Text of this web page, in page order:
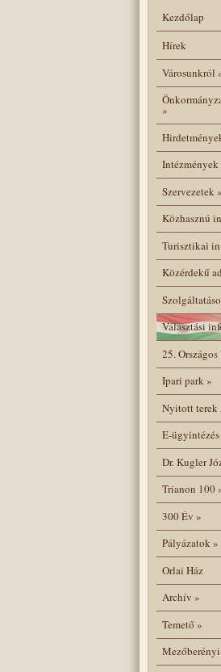
Kezdőlap
Hírek
Városunkról
»
Intézmények
Szervezetek»
Közhasznú
Turisztikai
Közérdekű
Választási
25. Országos
Ipari park»
Nyitott terek
E-ügyintézés
Dr. Kugler
Trianon 100
300 Év »
Pályázatok»
Orlai Ház
Archív »
Temető»